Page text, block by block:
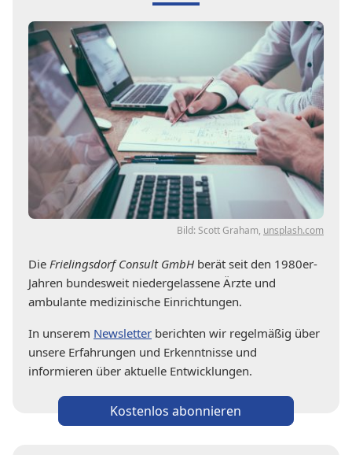
Bild: Scott Graham, unsplash.com
Die Frielingsdorf Consult GmbHberät seit den 1980er-
Jahren bundesweit niedergelassene Ärzte und
ambulante medizinische Einrichtungen.
In unserem Newsletter berichten wir regelmäßig über
unsere Erfahrungen und Erkenntnisse und
informieren über aktuelle Entwicklungen.
Kostenlos abonnieren